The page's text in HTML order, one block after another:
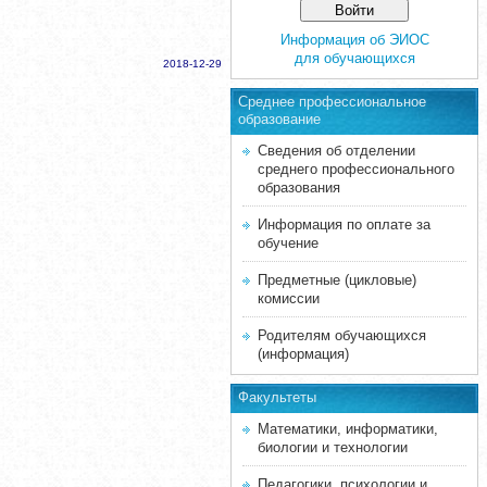
2018-12-29
Информация об ЭИОС
для обучающихся
Среднее професcиональное
образование
Сведения об отделении
среднего профессионального
образования
Информация по оплате за
обучение
Предметные (цикловые)
комиссии
Родителям обучающихся
(информация)
Факультеты
Математики, информатики,
биологии и технологии